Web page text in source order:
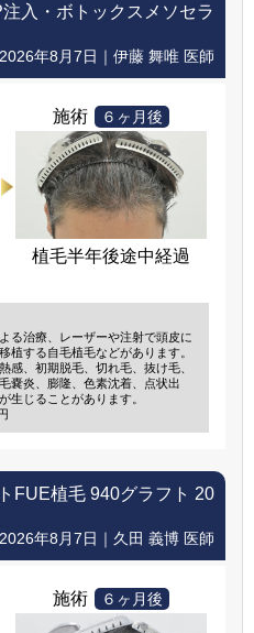
入・ボトックスメソセラ
2026年8月7日｜伊藤 舞唯 医師
施術 ６ヶ月後
植毛半年後途中経過
る治療、レーザーや注射で頭皮に
植する自毛植毛などがあります。
感、初期脱毛、切れ毛、抜け毛、
嚢炎、膨隆、色素沈着、点状出
生じることがあります。
FUE植毛 940グラフト 20
2026年8月7日｜久田 義博 医師
施術 ６ヶ月後